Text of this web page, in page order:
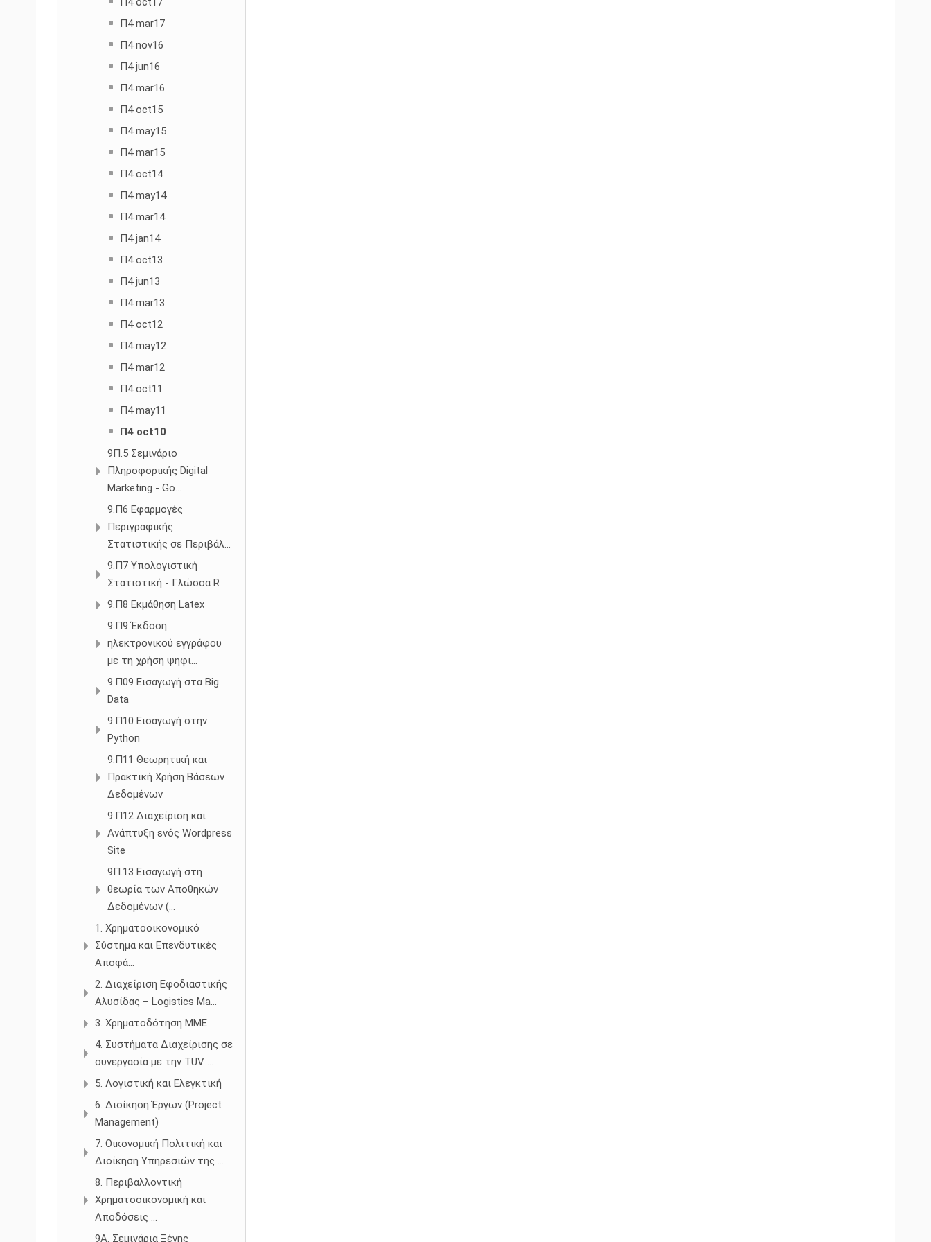
Π4 mar17
Π4 nov16
Π4 jun16
Π4 mar16
Π4 oct15
Π4 may15
Π4 mar15
Π4 oct14
Π4 may14
Π4 mar14
Π4 jan14
Π4 oct13
Π4 jun13
Π4 mar13
Π4 oct12
Π4 may12
Π4 mar12
Π4 oct11
Π4 may11
Π4 oct10
9Π.5 Σεμινάριο
Πληροφορικής Digital
Marketing - Go...
9.Π6 Εφαρμογές
Περιγραφικής
Στατιστικής σε Περιβάλ...
9.Π7 Υπολογιστική
Στατιστική - Γλώσσα R
9.Π8 Εκμάθηση Latex
9.Π9 Έκδοση
ηλεκτρονικού εγγράφου
με τη χρήση ψηφι...
9.Π09 Εισαγωγή στα Big
Data
9.Π10 Εισαγωγή στην
Python
9.Π11 Θεωρητική και
Πρακτική Χρήση Βάσεων
Δεδομένων
9.Π12 Διαχείριση και
Ανάπτυξη ενός Wordpress
Site
9Π.13 Εισαγωγή στη
θεωρία των Αποθηκών
Δεδομένων (...
1. Χρηματοοικονομικό
Σύστημα και Επενδυτικές
Αποφά...
2. Διαχείριση Εφοδιαστικής
Αλυσίδας – Logistics Ma...
3. Χρηματοδότηση ΜΜΕ
4. Συστήματα Διαχείρισης σε
συνεργασία με την TUV ...
5. Λογιστική και Ελεγκτική
6. Διοίκηση Έργων (Project
Management)
7. Οικονομική Πολιτική και
Διοίκηση Υπηρεσιών της ...
8. Περιβαλλοντική
Χρηματοοικονομική και
Αποδόσεις ...
9Α. Σεμινάρια Ξένης